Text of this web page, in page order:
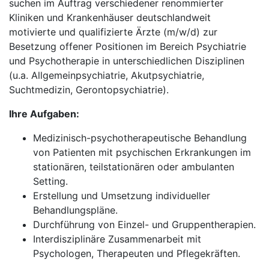
suchen im Auftrag verschiedener renommierter
Kliniken und Krankenhäuser deutschlandweit
motivierte und qualifizierte Ärzte (m/w/d) zur
Besetzung offener Positionen im Bereich Psychiatrie
und Psychotherapie in unterschiedlichen Disziplinen
(u.a. Allgemeinpsychiatrie, Akutpsychiatrie,
Suchtmedizin, Gerontopsychiatrie).
Ihre Aufgaben:
Medizinisch-psychotherapeutische Behandlung
von Patienten mit psychischen Erkrankungen im
stationären, teilstationären oder ambulanten
Setting.
Erstellung und Umsetzung individueller
Behandlungspläne.
Durchführung von Einzel- und Gruppentherapien.
Interdisziplinäre Zusammenarbeit mit
Psychologen, Therapeuten und Pflegekräften.